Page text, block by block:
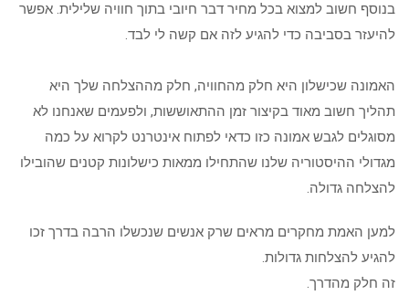
בנוסף חשוב למצוא בכל מחיר דבר חיובי בתוך חוויה שלילית. אפשר
להיעזר בסביבה כדי להגיע לזה אם קשה לי לבד.
האמונה שכישלון היא חלק מהחוויה, חלק מההצלחה שלך היא
תהליך חשוב מאוד בקיצור זמן ההתאוששות, ולפעמים שאנחנו לא
מסוגלים לגבש אמונה כזו כדאי לפתוח אינטרנט לקרוא על כמה
מגדולי ההיסטוריה שלנו שהתחילו ממאות כישלונות קטנים שהובילו
להצלחה גדולה.
למען האמת מחקרים מראים שרק אנשים שנכשלו הרבה בדרך זכו
להגיע להצלחות גדולות.
זה חלק מהדרך.